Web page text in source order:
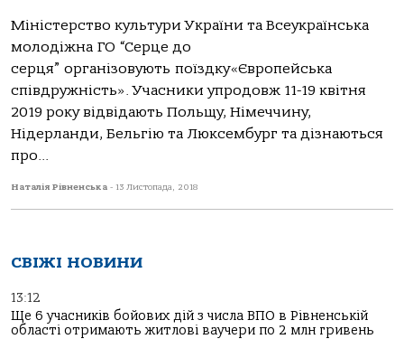
Міністерство культури України та Всеукраїнська
молодіжна ГО “Серце до
серця” організовують поїздку«Європейська
співдружність». Учасники упродовж 11-19 квітня
2019 року відвідають Польщу, Німеччину,
Нідерланди, Бельгію та Люксембург та дізнаються
про...
Наталія Рівненська - 13 Листопада, 2018
СВІЖІ НОВИНИ
13:12
Ще 6 учасників бойових дій з числа ВПО в Рівненській
області отримають житлові ваучери по 2 млн гривень